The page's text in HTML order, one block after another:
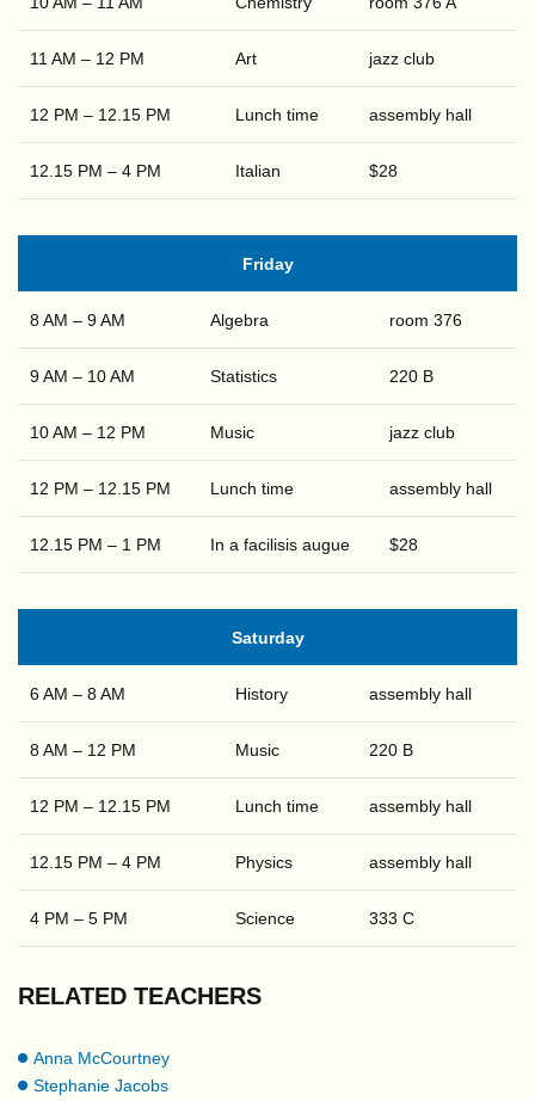
11 AM – 12 PM Art jazz club
12 PM – 12.15 PM Lunch time assembly hall
12.15 PM – 4 PM Italian $28
Friday
8 AM – 9 AM Algebra room 376
9 AM – 10 AM Statistics 220 B
10 AM – 12 PM Music jazz club
12 PM – 12.15 PM Lunch time assembly hall
12.15 PM – 1 PM In a facilisis augue $28
Saturday
6 AM – 8 AM History assembly hall
8 AM – 12 PM Music 220 B
12 PM – 12.15 PM Lunch time assembly hall
12.15 PM – 4 PM Physics assembly hall
4 PM – 5 PM Science 333 C
RELATED TEACHERS
Anna McCourtney
Stephanie Jacobs